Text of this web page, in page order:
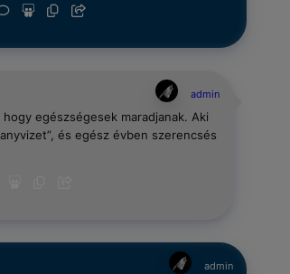
admin
egészségesek maradjanak. Aki
és egész évben szerencsés
admin